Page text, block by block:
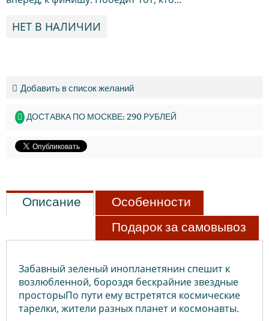
НЕТ В НАЛИЧИИ
Добавить в список желаний
ДОСТАВКА ПО МОСКВЕ: 290 РУБЛЕЙ
Описание
Особенности
Подарок за самовывоз
Забавный зеленый инопланетянин спешит к
возлюбленной, бороздя бескрайние звездные
просторыПо пути ему встретятся космические
тарелки, жители разных планет и космонавты.